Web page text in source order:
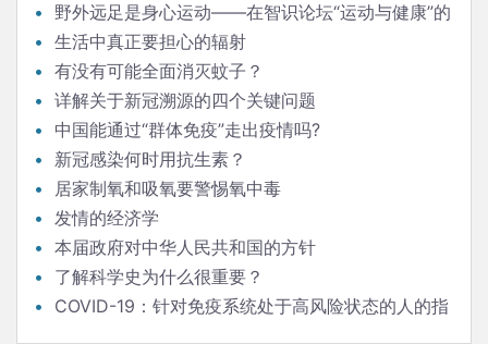
野外远足是身心运动——在智识论坛“运动与健康”的
发言生活中真正要担心的辐射
有没有可能全面消灭蚊子？
详解关于新冠溯源的四个关键问题
中国能通过“群体免疫”走出疫情吗?
新冠感染何时用抗生素？
居家制氧和吸氧要警惕氧中毒
发情的经济学
本届政府对中华人民共和国的方针
了解科学史为什么很重要？
COVID-19：针对免疫系统处于高风险状态的人的指